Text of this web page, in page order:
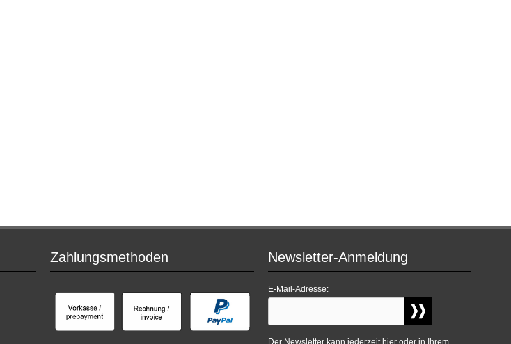
Zahlungsmethoden Newsletter-Anmeldung
E-Mail-Adresse:
Der Newsletter kann jederzeit hier oder in Ihrem